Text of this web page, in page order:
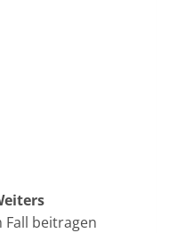
Fall beitragen